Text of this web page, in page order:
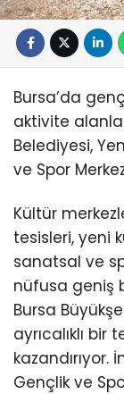
Bursa’da
aktivite
Belediyesi,
ve Spor
Kültür
tesisleri, yeni
sanatsal ve
nüfusa geniş
Bursa
ayrıcalıklı
Gençlik ve